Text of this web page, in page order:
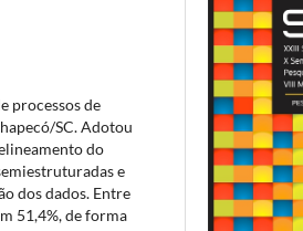
processos de
SC. Adotou
do
e
dos dados. Entre
51,4%, de forma